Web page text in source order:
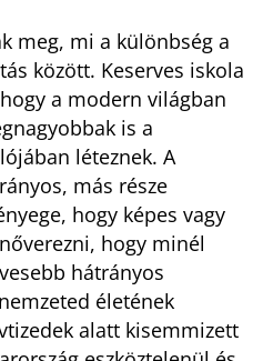
meg, mi a különbség a
között. Keserves iskola
a modern világban
is a
léteznek. A
más része
hogy képes vagy
hogy minél
hátrányos
életének
alatt kisemmizett